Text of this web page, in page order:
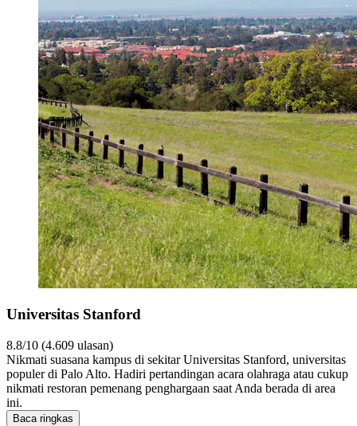
Universitas Stanford
8.8/10 (4.609 ulasan)
Nikmati suasana kampus di sekitar Universitas Stanford, universitas
populer di Palo Alto. Hadiri pertandingan acara olahraga atau cukup
nikmati restoran pemenang penghargaan saat Anda berada di area
ini.
Baca ringkas